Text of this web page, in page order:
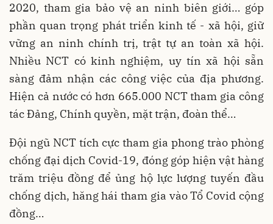
2020, tham gia bảo vệ an ninh biên giới… góp
phần quan trọng phát triển kinh tế - xã hội, giữ
vững an ninh chính trị, trật tự an toàn xã hội.
Nhiều NCT có kinh nghiệm, uy tín xã hội sẵn
sàng đảm nhận các công việc của địa phương.
Hiện cả nước có hơn 665.000 NCT tham gia công
tác Đảng, Chính quyền, mặt trận, đoàn thể…
Đội ngũ NCT tích cực tham gia phong trào phòng
chống đại dịch Covid-19, đóng góp hiện vật hàng
trăm triệu đồng để ủng hộ lực lượng tuyến đầu
chống dịch, hăng hái tham gia vào Tổ Covid cộng
đồng…